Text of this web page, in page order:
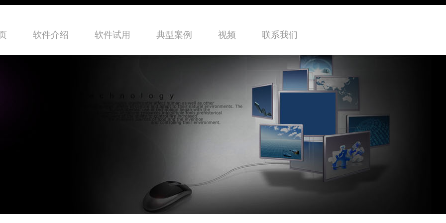
软件介绍 软件试用 典型案例 视频 联系我们